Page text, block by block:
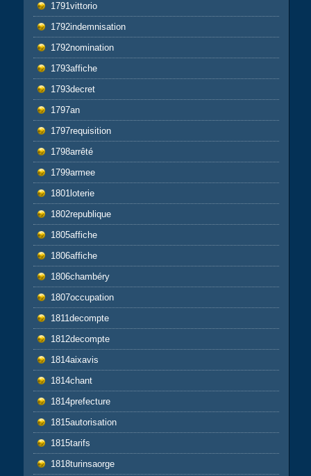
1791vittorio
1792indemnisation
1792nomination
1793affiche
1793decret
1797an
1797requisition
1798arrêté
1799armee
1801loterie
1802republique
1805affiche
1806affiche
1806chambéry
1807occupation
1811decompte
1812decompte
1814aixavis
1814chant
1814prefecture
1815autorisation
1815tarifs
1818turinsaorge